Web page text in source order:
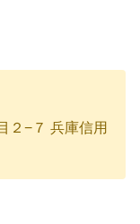
２−７ 兵庫信用